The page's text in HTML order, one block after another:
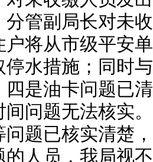
分管副局长对未
户将从市级平安
停水措施；同时
四是油卡问题已
间问题无法核实
问题已核实清楚
的人员，我局视